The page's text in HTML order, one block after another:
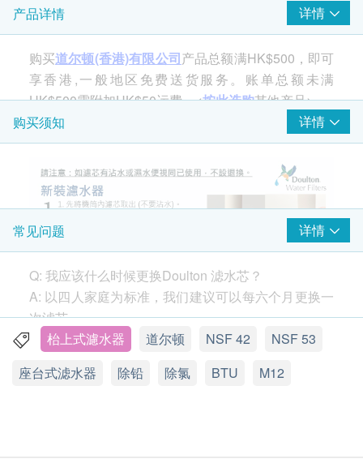
产品详情 详情
购买道尔顿(香港)有限公司产品总额满HK$500，即可
享香港,一般地区免费送货服务。账单总额未满
HK$500需附加HK$50运费。<按此选购其他产品>
购买须知 详情
常见问题 详情
Q: 我应该什么时候更换Doulton 滤水芯？
A: 以四人家庭为标准，我们建议可以每六个月更换一
次滤芯。
如果您发现水流量（从水龙头流出的水的速度）在6
按需要清洁过滤器，而不会损害性能。
枱上式濾水器 道尔顿 NSF 42
NSF 53
座台式滤水器
除铅 除氯 BTU M12